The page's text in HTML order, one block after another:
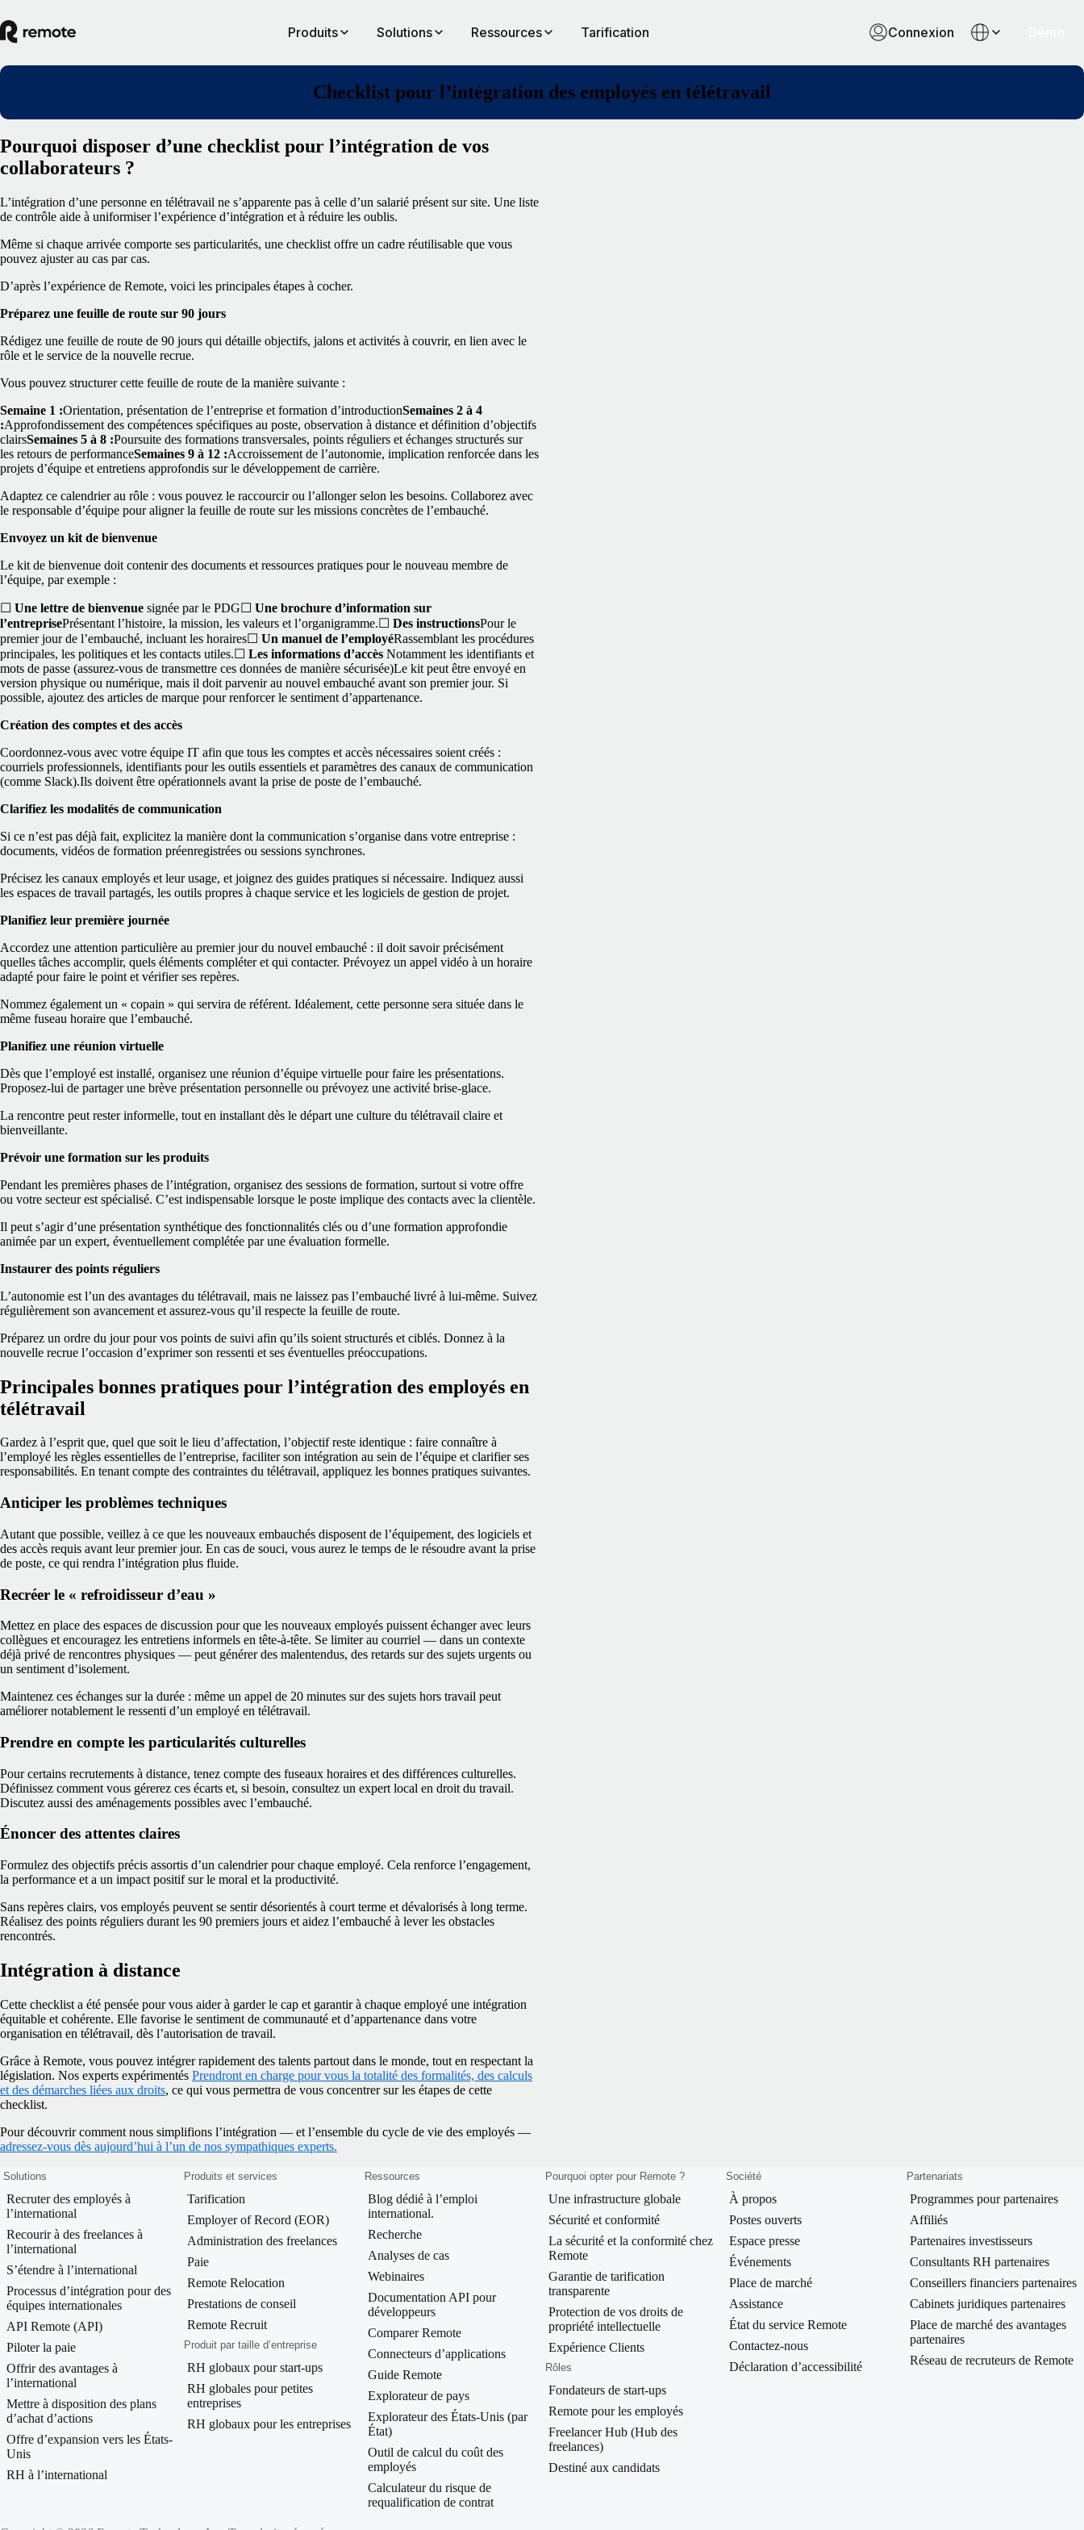
Produits Solutions Ressources Tarification Connexion
Checklist pour l’intégration des employés en télétravail
Pourquoi disposer d’une checklist pour l’intégration de vos
collaborateurs ?
L’intégration d’une personne en télétravail ne s’apparente pas à celle d’un salarié présent sur site. Une liste
de contrôle aide à uniformiser l’expérience d’intégration et à réduire les oublis.
Même si chaque arrivée comporte ses particularités, une checklist offre un cadre réutilisable que vous
pouvez ajuster au cas par cas.
D’après l’expérience de Remote, voici les principales étapes à cocher.
Préparez une feuille de route sur 90 jours
Rédigez une feuille de route de 90 jours qui détaille objectifs, jalons et activités à couvrir, en lien avec le
rôle et le service de la nouvelle recrue.
Vous pouvez structurer cette feuille de route de la manière suivante :
Semaine 1 :Orientation, présentation de l’entreprise et formation d’introductionSemaines 2 à 4
:Approfondissement des compétences spécifiques au poste, observation à distance et définition d’objectifs
clairsSemaines 5 à 8 :Poursuite des formations transversales, points réguliers et échanges structurés sur
les retours de performanceSemaines 9 à 12 :Accroissement de l’autonomie, implication renforcée dans les
projets d’équipe et entretiens approfondis sur le développement de carrière.
Adaptez ce calendrier au rôle : vous pouvez le raccourcir ou l’allonger selon les besoins. Collaborez avec
le responsable d’équipe pour aligner la feuille de route sur les missions concrètes de l’embauché.
Envoyez un kit de bienvenue
Le kit de bienvenue doit contenir des documents et ressources pratiques pour le nouveau membre de
l’équipe, par exemple :
☐ Une lettre de bienvenue signée par le PDG☐ Une brochure d’information sur
l’entreprisePrésentant l’histoire, la mission, les valeurs et l’organigramme.☐ Des instructionsPour le
premier jour de l’embauché, incluant les horaires☐ Un manuel de l’employéRassemblant les procédures
principales, les politiques et les contacts utiles.☐ Les informations d’accès Notamment les identifiants et
mots de passe (assurez‑vous de transmettre ces données de manière sécurisée)Le kit peut être envoyé en
version physique ou numérique, mais il doit parvenir au nouvel embauché avant son premier jour. Si
possible, ajoutez des articles de marque pour renforcer le sentiment d’appartenance.
Création des comptes et des accès
Coordonnez‑vous avec votre équipe IT afin que tous les comptes et accès nécessaires soient créés :
courriels professionnels, identifiants pour les outils essentiels et paramètres des canaux de communication
(comme Slack).Ils doivent être opérationnels avant la prise de poste de l’embauché.
Clarifiez les modalités de communication
Si ce n’est pas déjà fait, explicitez la manière dont la communication s’organise dans votre entreprise :
documents, vidéos de formation préenregistrées ou sessions synchrones.
Précisez les canaux employés et leur usage, et joignez des guides pratiques si nécessaire. Indiquez aussi
les espaces de travail partagés, les outils propres à chaque service et les logiciels de gestion de projet.
Planifiez leur première journée
Accordez une attention particulière au premier jour du nouvel embauché : il doit savoir précisément
quelles tâches accomplir, quels éléments compléter et qui contacter. Prévoyez un appel vidéo à un horaire
adapté pour faire le point et vérifier ses repères.
Nommez également un « copain » qui servira de référent. Idéalement, cette personne sera située dans le
même fuseau horaire que l’embauché.
Planifiez une réunion virtuelle
Dès que l’employé est installé, organisez une réunion d’équipe virtuelle pour faire les présentations.
Proposez‑lui de partager une brève présentation personnelle ou prévoyez une activité brise‑glace.
La rencontre peut rester informelle, tout en installant dès le départ une culture du télétravail claire et
bienveillante.
Prévoir une formation sur les produits
Pendant les premières phases de l’intégration, organisez des sessions de formation, surtout si votre offre
ou votre secteur est spécialisé. C’est indispensable lorsque le poste implique des contacts avec la clientèle.
Il peut s’agir d’une présentation synthétique des fonctionnalités clés ou d’une formation approfondie
animée par un expert, éventuellement complétée par une évaluation formelle.
Instaurer des points réguliers
L’autonomie est l’un des avantages du télétravail, mais ne laissez pas l’embauché livré à lui‑même. Suivez
régulièrement son avancement et assurez‑vous qu’il respecte la feuille de route.
Préparez un ordre du jour pour vos points de suivi afin qu’ils soient structurés et ciblés. Donnez à la
nouvelle recrue l’occasion d’exprimer son ressenti et ses éventuelles préoccupations.
Principales bonnes pratiques pour l’intégration des employés en
télétravail
Gardez à l’esprit que, quel que soit le lieu d’affectation, l’objectif reste identique : faire connaître à
l’employé les règles essentielles de l’entreprise, faciliter son intégration au sein de l’équipe et clarifier ses
responsabilités. En tenant compte des contraintes du télétravail, appliquez les bonnes pratiques suivantes.
Anticiper les problèmes techniques
Autant que possible, veillez à ce que les nouveaux embauchés disposent de l’équipement, des logiciels et
des accès requis avant leur premier jour. En cas de souci, vous aurez le temps de le résoudre avant la prise
de poste, ce qui rendra l’intégration plus fluide.
Recréer le « refroidisseur d’eau »
Mettez en place des espaces de discussion pour que les nouveaux employés puissent échanger avec leurs
collègues et encouragez les entretiens informels en tête‑à‑tête. Se limiter au courriel — dans un contexte
déjà privé de rencontres physiques — peut générer des malentendus, des retards sur des sujets urgents ou
un sentiment d’isolement.
Maintenez ces échanges sur la durée : même un appel de 20 minutes sur des sujets hors travail peut
améliorer notablement le ressenti d’un employé en télétravail.
Prendre en compte les particularités culturelles
Pour certains recrutements à distance, tenez compte des fuseaux horaires et des différences culturelles.
Définissez comment vous gérerez ces écarts et, si besoin, consultez un expert local en droit du travail.
Discutez aussi des aménagements possibles avec l’embauché.
Énoncer des attentes claires
Formulez des objectifs précis assortis d’un calendrier pour chaque employé. Cela renforce l’engagement,
la performance et a un impact positif sur le moral et la productivité.
Sans repères clairs, vos employés peuvent se sentir désorientés à court terme et dévalorisés à long terme.
Réalisez des points réguliers durant les 90 premiers jours et aidez l’embauché à lever les obstacles
rencontrés.
Intégration à distance
Cette checklist a été pensée pour vous aider à garder le cap et garantir à chaque employé une intégration
équitable et cohérente. Elle favorise le sentiment de communauté et d’appartenance dans votre
organisation en télétravail, dès l’autorisation de travail.
Grâce à Remote, vous pouvez intégrer rapidement des talents partout dans le monde, tout en respectant la
législation. Nos experts expérimentés Prendront en charge pour vous la totalité des formalités, des calculs
et des démarches liées aux droits, ce qui vous permettra de vous concentrer sur les étapes de cette
checklist.
Pour découvrir comment nous simplifions l’intégration — et l’ensemble du cycle de vie des employés —
adressez‑vous dès aujourd’hui à l’un de nos sympathiques experts.
Solutions
Recruter des employés à
l’international
Recourir à des freelances à
l’international
S’étendre à l’international
Processus d’intégration pour des
équipes internationales
API Remote (API)
Piloter la paie
Offrir des avantages à
l’international
Mettre à disposition des plans
d’achat d’actions
Offre d’expansion vers les États-
Unis
RH à l’international
Produits et services
Tarification
Employer of Record (EOR)
Administration des freelances
Paie
Remote Relocation
Prestations de conseil
Remote Recruit
Produit par taille d’entreprise
RH globaux pour start-ups
RH globales pour petites
entreprises
RH globaux pour les entreprises
Ressources
Blog dédié à l’emploi
international.
Recherche
Analyses de cas
Webinaires
Documentation API pour
développeurs
Comparer Remote
Connecteurs d’applications
Guide Remote
Explorateur de pays
Explorateur des États-Unis (par
État)
Outil de calcul du coût des
employés
Calculateur du risque de
requalification de contrat
Pourquoi opter pour Remote ?
Une infrastructure globale
Sécurité et conformité
La sécurité et la conformité chez
Remote
Garantie de tarification
transparente
Protection de vos droits de
propriété intellectuelle
Expérience Clients
Rôles
Fondateurs de start-ups
Remote pour les employés
Freelancer Hub (Hub des
freelances)
Destiné aux candidats
Société
À propos
Postes ouverts
Espace presse
Événements
Place de marché
Assistance
État du service Remote
Contactez‑nous
Déclaration d’accessibilité
Partenariats
Programmes pour partenaires
Affiliés
Partenaires investisseurs
Consultants RH partenaires
Conseillers financiers partenaires
Cabinets juridiques partenaires
Place de marché des avantages
partenaires
Réseau de recruteurs de Remote